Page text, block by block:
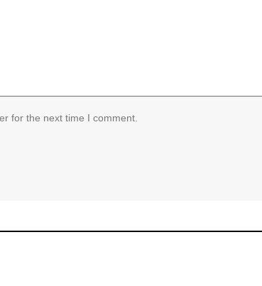
for the next time I comment.